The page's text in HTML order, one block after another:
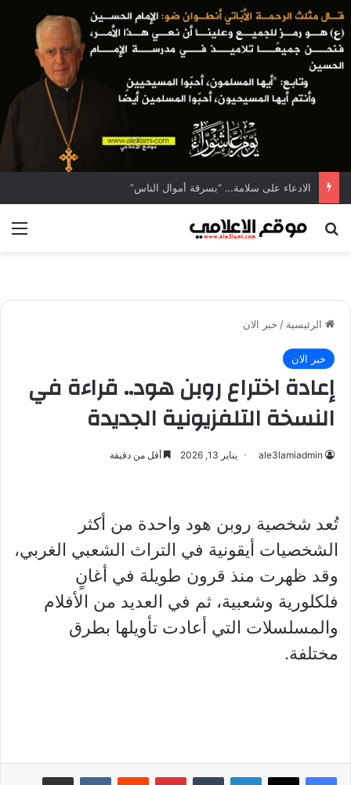
الادعاء على سلامة… “بسرقة أموال الناس”
بحث عن
الرئيسية / خبر الان
خبر الان
إعادة اختراع روبن هود.. قراءة في
النسخة التلفزيونية الجديدة
ale3lamiadmin يناير 13, 2026 أقل من دقيقة
تُعد شخصية روبن هود واحدة من أكثر
الشخصيات أيقونية في التراث الشعبي الغربي،
وقد ظهرت منذ قرون طويلة في أغانٍ
فلكلورية وشعبية، ثم في العديد من الأفلام
والمسلسلات التي أعادت تأويلها بطرق
مختلفة.
لينكدإن بينتيريست مشاركة عبر البريد